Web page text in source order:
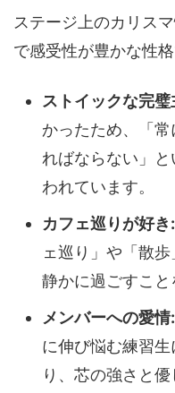
ステージ上のカリス
で感受性が豊かな性格
ストイックな完璧
かったため、「
ればならない」
われています。
カフェ巡りが好き:
ェ巡り」や「散
静かに過ごすこと
メンバーへの愛情:
に伸び悩む練習
り、芯の強さと